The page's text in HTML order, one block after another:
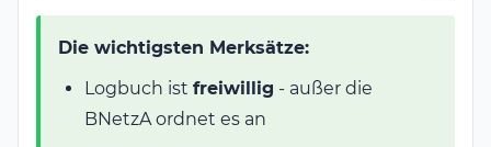
Die wichtigsten Merksätze:
Logbuch ist freiwillig - außer die
BNetzA ordnet es an